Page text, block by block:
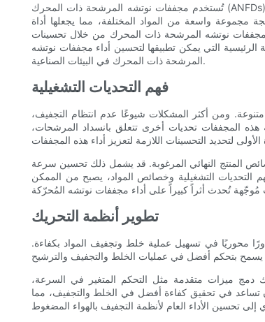
تُستخدم مجففات نوتشه المرشحة ذات المحرك (ANFDs) على نطاق واسع في الصناعات الكيميائية والصيدلانية والغذائية لفصل المواد الصلبة
مجموعة واسعة من المواد المختلفة، مما يجعلها أداة
مجففات نوتشه المرشحة ذات المحرك من خلال تحسينات
الرئيسية التي يمكن تطبيقها لتحسين أداء مجففات نوتشه
المرشحة ذات المحرك في البيئات الصناعية.
فهم التحديات التشغيلية
ومن أكثر المشكلات شيوعًا عدم انتظام التجفيف،
هذه المجففات تحديات أخرى تتعلق بانسداد المرشحات،
المنتج النهائي المرغوبة. قد يشمل ذلك تحسين سرعة
التشغيلية وخصائص المواد، يصبح من الممكن
تطوير أنظمة التحريك
محوريًا في تسهيل عملية خلط وتجفيف المواد بكفاءة.
ميزات متقدمة مثل التحكم المتغير في السرعة،
تساعد في تحقيق كفاءة أفضل في الخلط والتجفيف، مما